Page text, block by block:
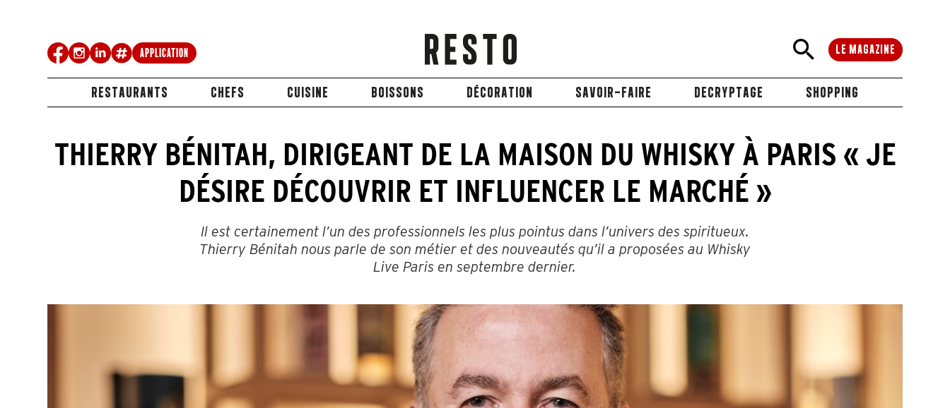
Application LE MAGAZINE
RESTAURANTS CHEFS CUISINE BOISSONS DÉCORATION SAVOIR-FAIRE DECRYPTAGE SHOPPING
THIERRY BÉNITAH, DIRIGEANT DE LA MAISON DU WHISKY À PARIS « JE
DÉSIRE DÉCOUVRIR ET INFLUENCER LE MARCHÉ »
Il est certainement l’un des professionnels les plus pointus dans l’univers des spiritueux.
Thierry Bénitah nous parle de son métier et des nouveautés qu’il a proposées au Whisky
Live Paris en septembre dernier.